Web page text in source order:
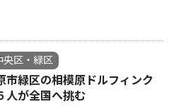
央区・緑区
緑区の相模原ドルフィンク
人が全国へ挑む